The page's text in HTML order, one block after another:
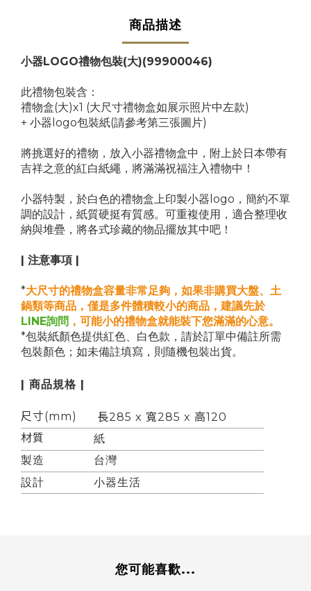
商品描述
小器LOGO禮物包裝(大)(99900046)
此禮物包裝含：
禮物盒(大)x1 (大尺寸禮物盒如展示照片中左款)
+ 小器logo包裝紙(請參考第三張圖片)
將挑選好的禮物，放入小器禮物盒中，附上於日本帶有
吉祥之意的紅白紙繩，將滿滿祝福注入禮物中！
小器特製，於白色的禮物盒上印製小器logo，簡約不單
調的設計，紙質硬挺有質感。可重複使用，適合整理收
納與堆疊，將各式珍藏的物品擺放其中吧！
| 注意事項 |
*大尺寸的禮物盒容量非常足夠，如果非購買大盤、土
鍋類等商品，僅是多件體積較小的商品，建議先於
LINE詢問 ，可能小的禮物盒就能裝下您滿滿的心意。
*包裝紙顏色提供紅色、白色款，請於訂單中備註所需
包裝顏色；如未備註填寫，則隨機包裝出貨。
| 商品規格 |
尺寸(mm) 長285 x 寬285 x 高120
材質
紙
製造
台灣
設計
小器生活
您可能喜歡...